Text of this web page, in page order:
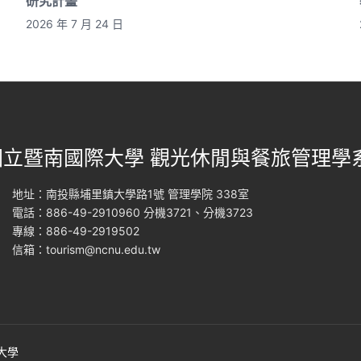
2026 年 7 月 24 日
暨南國際大學 觀光休閒與餐旅管理學
地址：南投縣埔里鎮大學路1號 管理學院 338室
電話：886-49-2910960 分機3721、分機3723
專線：886-49-2919502
信箱： tourism@ncnu.edu.tw
學